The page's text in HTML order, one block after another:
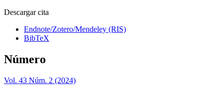
Descargar cita
Endnote/Zotero/Mendeley (RIS)
BibTeX
Número
Vol. 43 Núm. 2 (2024)